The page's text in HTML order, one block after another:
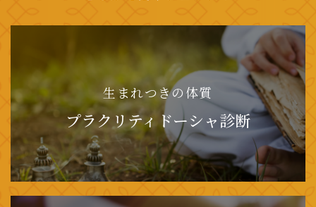
生まれつきの体質
プラクリティドーシャ診断